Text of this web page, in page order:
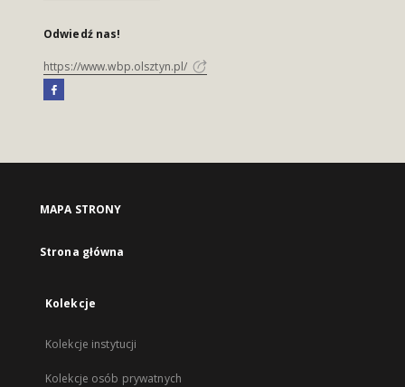
Odwiedź nas!
https://www.wbp.olsztyn.pl/
MAPA STRONY
Strona główna
Kolekcje
Kolekcje instytucji
Kolekcje osób prywatnych